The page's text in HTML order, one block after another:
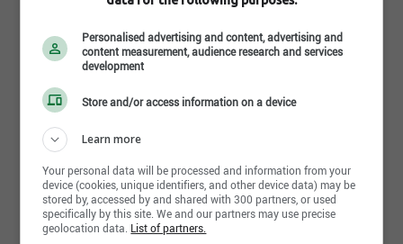
Années d'expérience
3-5 années
Langues écrites
Fr : Intermédiaire
En : Intermédiaire
Fr : Intermédiaire
En : Intermédiaire
Personalised advertising and content, advertising and
content measurement, audience research and services
development
Store and/or access information on a device
Learn more
Your personal data will be processed and information from your
device (cookies, unique identifiers, and other device data) may be
stored by, accessed by and shared with 300 partners, or used
specifically by this site. We and our partners may use precise
geolocation data. List of partners.